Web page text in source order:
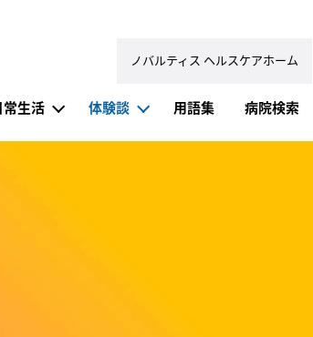
ノバルティス ヘルスケアホーム
常生活 体験談 用語集 病院検索